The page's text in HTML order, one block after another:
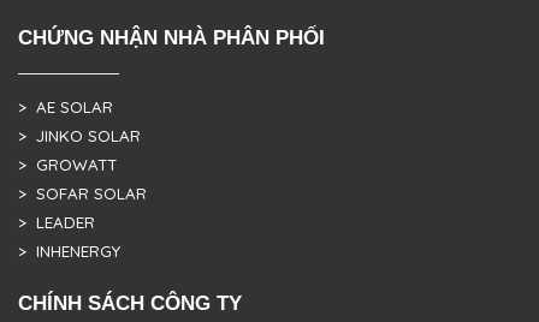
CHỨNG NHẬN NHÀ PHÂN PHỐI
> AE SOLAR
> JINKO SOLAR
> GROWATT
> SOFAR SOLAR
> LEADER
> INHENERGY
CHÍNH SÁCH CÔNG TY